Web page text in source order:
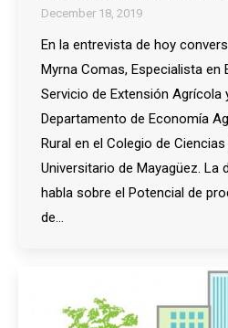
December 18, 2019
En la entrevista de hoy
Myrna Comas, Especialista en
Servicio de Extensión Agrícola
Departamento de Economía
Rural en el Colegio de
Universitario de Mayagüez. La
habla sobre el Potencial de
de…